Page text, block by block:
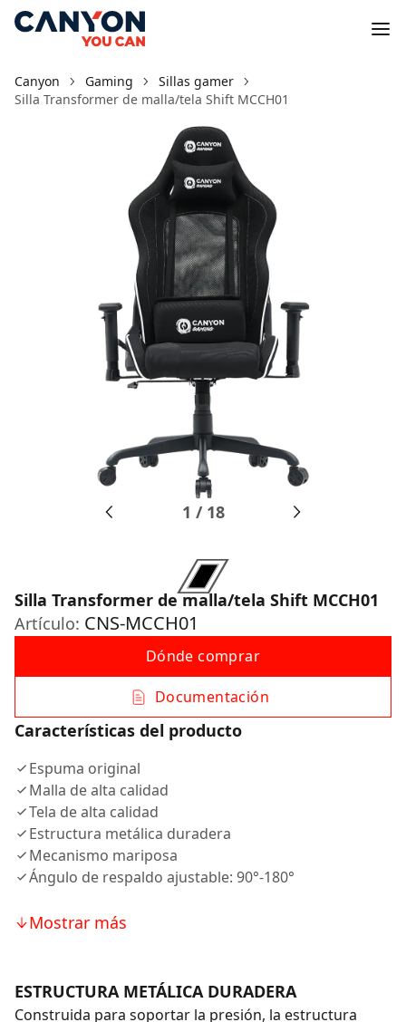
Canyon Gaming
Sillas gamer
Silla Transformer de malla/tela Shift MCCH01
1 / 18
Silla Transformer de malla/tela Shift MCCH01
Artículo: CNS-MCCH01
Dónde comprar
Documentación
Características del producto
Espuma original
Malla de alta calidad
Tela de alta calidad
Estructura metálica duradera
Mecanismo mariposa
Ángulo de respaldo ajustable: 90°-180°
Mostrar más
ESTRUCTURA METÁLICA DURADERA
Construida para soportar la presión, la estructura